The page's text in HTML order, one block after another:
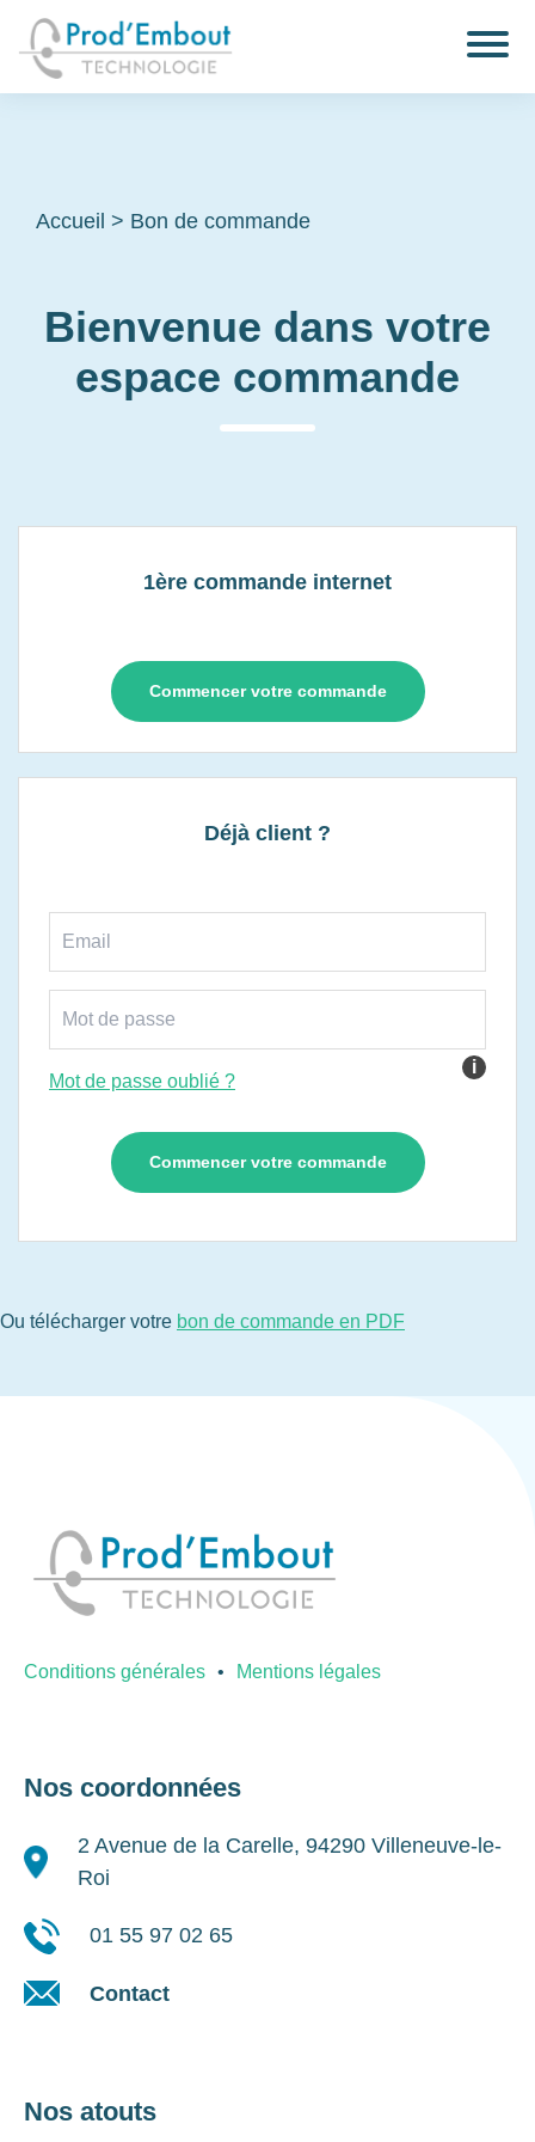
Accueil > Bon de commande
Bienvenue dans votre
espace commande
1ère commande internet
Commencer votre commande
Déjà client ?
i
Mot de passe oublié ?
Ou télécharger votre bon de commande en PDF
Conditions générales Mentions légales
Nos coordonnées
2 Avenue de la Carelle, 94290 Villeneuve-le-
Roi
01 55 97 02 65
Contact
Nos atouts